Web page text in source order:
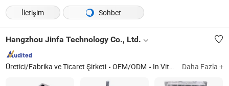
İletişim
Sohbet
Hangzhou Jinfa Technology Co., Ltd.
Üretici/Fabrika ve Ticaret Şirketi OEM/ODM In Vitro Tanı Ürünleri (Kiti, Örnekleyiciler), Enjeksiyon Kalıpları, Tıbbi Cihaz (Emilebilir Vasküler Klip), Plastik Ürünler, Kauçuk Ürünler Daha Fazla +